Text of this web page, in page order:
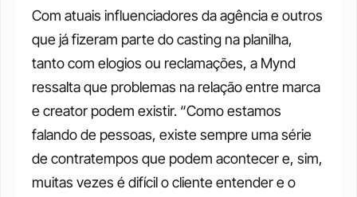
Com atuais influenciadores da agência e outros
que já fizeram parte do casting na planilha,
tanto com elogios ou reclamações, a Mynd
ressalta que problemas na relação entre marca
e creator podem existir. “Como estamos
falando de pessoas, existe sempre uma série
de contratempos que podem acontecer e, sim,
muitas vezes é difícil o cliente entender e o